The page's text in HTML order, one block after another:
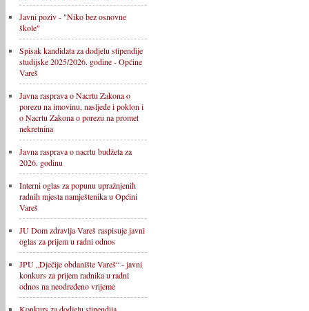
Javni poziv - "Niko bez osnovne
škole"
Spisak kandidata za dodjelu stipendije
studijske 2025/2026. godine - Općine
Vareš
Javna rasprava o Nacrtu Zakona o
porezu na imovinu, nasljeđe i poklon i
o Nacrtu Zakona o porezu na promet
nekretnina
Javna rasprava o nacrtu budžeta za
2026. godinu
Interni oglas za popunu upražnjenih
radnih mjesta namještenika u Općini
Vareš
JU Dom zdravlja Vareš raspisuje javni
oglas za prijem u radni odnos
JPU „Dječije obdanište Vareš“ - javni
konkurs za prijem radnika u radni
odnos na neodređeno vrijeme